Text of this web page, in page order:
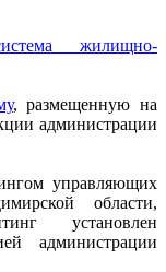
жилищно-
, размещенную на
администрации
управляющих
области,
установлен
администрации